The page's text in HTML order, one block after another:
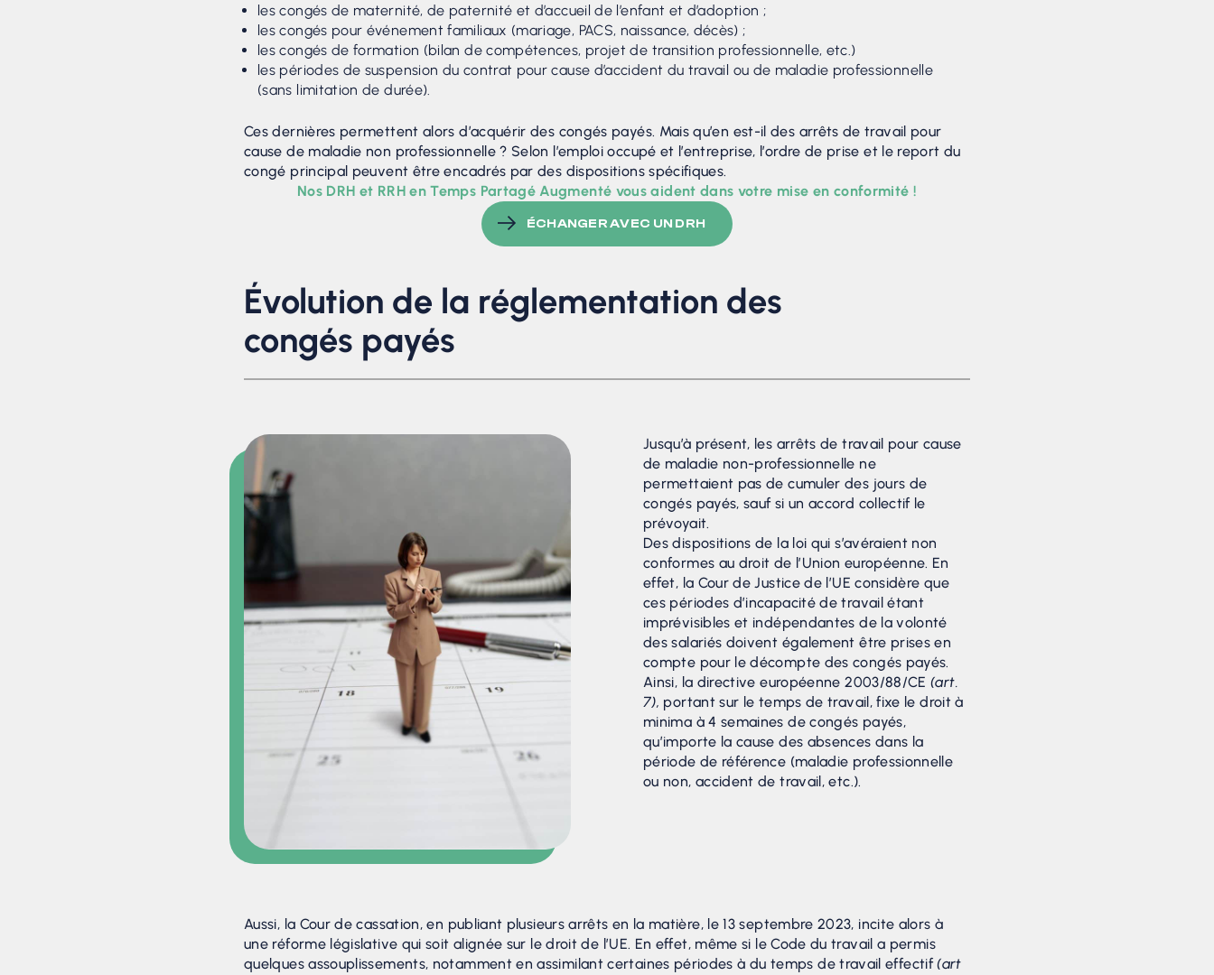
les congés de maternité, de paternité et d’accueil de l’enfant et d’adoption ;
les congés pour événement familiaux (mariage, PACS, naissance, décès) ;
les congés de formation (bilan de compétences, projet de transition professionnelle, etc.)
les périodes de suspension du contrat pour cause d’accident du travail ou de maladie professionnelle
(sans limitation de durée).
Ces dernières permettent alors d’acquérir des congés payés. Mais qu’en est-il des arrêts de travail pour
cause de maladie non professionnelle ? Selon l’emploi occupé et l’entreprise, l’ordre de prise et le report du
congé principal peuvent être encadrés par des dispositions spécifiques.
Nos DRH et RRH en Temps Partagé Augmenté vous aident dans votre mise en conformité !
ÉCHANGER AVEC UN DRH
Évolution de la réglementation des
congés payés
Jusqu’à présent, les arrêts de travail pour cause
de maladie non-professionnelle ne
permettaient pas de cumuler des jours de
congés payés, sauf si un accord collectif le
prévoyait.
Des dispositions de la loi qui s’avéraient non
conformes au droit de l’Union européenne. En
effet, la Cour de Justice de l’UE considère que
ces périodes d’incapacité de travail étant
imprévisibles et indépendantes de la volonté
des salariés doivent également être prises en
compte pour le décompte des congés payés.
Ainsi, la directive européenne 2003/88/CE(art.
7), portant sur le temps de travail, fixe le droit à
minima à 4 semaines de congés payés,
qu’importe la cause des absences dans la
période de référence (maladie professionnelle
ou non, accident de travail, etc.).
Aussi, la Cour de cassation, en publiant plusieurs arrêts en la matière, le 13 septembre 2023, incite alors à
une réforme législative qui soit alignée sur le droit de l’UE. En effet, même si le Code du travail a permis
quelques assouplissements, notamment en assimilant certaines périodes à du temps de travail effectif(art